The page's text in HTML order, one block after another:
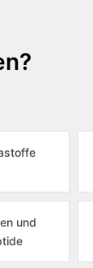
und